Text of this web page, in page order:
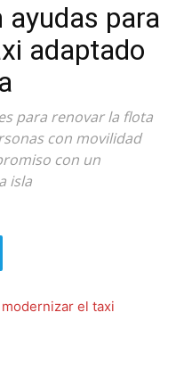
ayudas para
adaptado
para renovar la flota
con movilidad
con un
isla